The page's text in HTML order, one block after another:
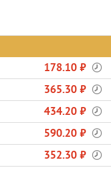
178.10 ₽
365.30 ₽
434.20 ₽
590.20 ₽
352.30 ₽